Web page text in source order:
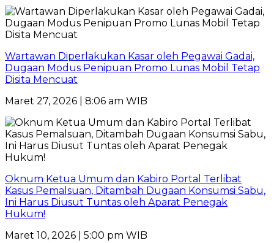
Wartawan Diperlakukan Kasar oleh Pegawai Gadai,
Dugaan Modus Penipuan Promo Lunas Mobil Tetap
Disita Mencuat
Maret 27, 2026 | 8:06 am WIB
Oknum Ketua Umum dan Kabiro Portal Terlibat
Kasus Pemalsuan, Ditambah Dugaan Konsumsi Sabu,
Ini Harus Diusut Tuntas oleh Aparat Penegak
Hukum!
Maret 10, 2026 | 5:00 pm WIB